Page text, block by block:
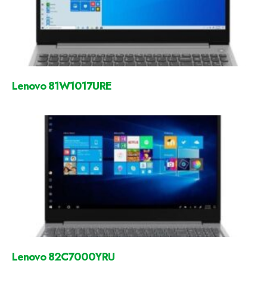
Lenovo 81W1017URE
Lenovo 82C7000YRU